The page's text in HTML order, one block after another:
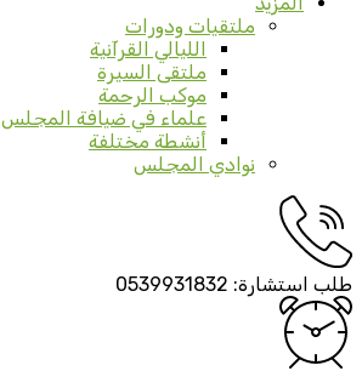
ملتقيات ودورات
الليالي القرآنية
ملتقى السيرة
موكب الرحمة
علماء في ضيافة المجلس
أنشطة مختلفة
نوادي المجلس
طلب استشارة: 0539931832